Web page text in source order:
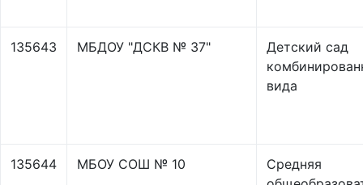
135643 МБДОУ "ДСКВ № 37"
Детский сад
вида
135644 МБОУ СОШ № 10
Средняя